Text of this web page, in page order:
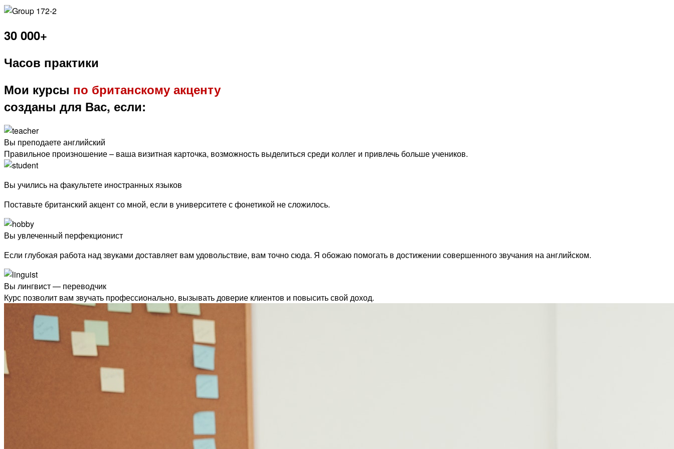
30 000+
Часов практики
Мои курсы по британскому акценту
созданы для Вас, если:
Вы преподаете английский
Правильное произношение – ваша визитная карточка, возможность выделиться среди коллег и привлечь больше учеников.
Вы учились на факультете иностранных языков
Поставьте британский акцент со мной, если в университете с фонетикой не сложилось.
Вы увлеченный перфекционист
Если глубокая работа над звуками доставляет вам удовольствие, вам точно сюда. Я обожаю помогать в достижении совершенного звучания на английском.
Вы лингвист — переводчик
Курс позволит вам звучать профессионально, вызывать доверие клиентов и повысить свой доход.